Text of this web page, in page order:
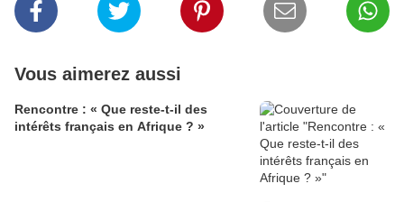
Vous aimerez aussi
Rencontre : « Que reste-t-il des
intérêts français en Afrique ? »